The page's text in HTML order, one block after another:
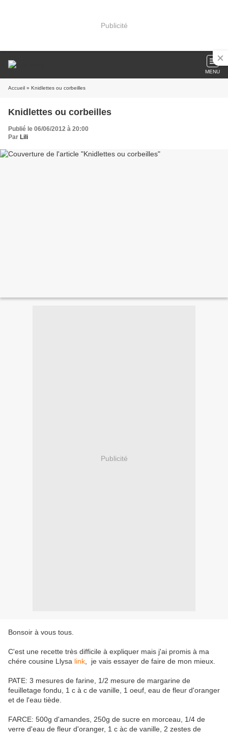
Publicité
MENU
Accueil » Knidlettes ou corbeilles
Knidlettes ou corbeilles
Publié le 06/06/2012 à 20:00
Par Lili
Publicité
Bonsoir à vous tous.
C'est une recette très difficile à expliquer mais j'ai promis à ma
chére cousine Llysa link , je vais essayer de faire de mon mieux.
PATE: 3 mesures de farine, 1/2 mesure de margarine de
feuilletage fondu, 1 c à c de vanille, 1 oeuf, eau de fleur d'oranger
et de l'eau tiède.
FARCE: 500g d'amandes, 250g de sucre en morceau, 1/4 de
verre d'eau de fleur d'oranger, 1 c àc de vanille, 2 zestes de